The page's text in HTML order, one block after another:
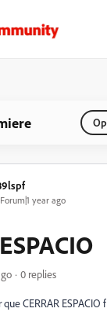
year ago
0 replies
CERRAR